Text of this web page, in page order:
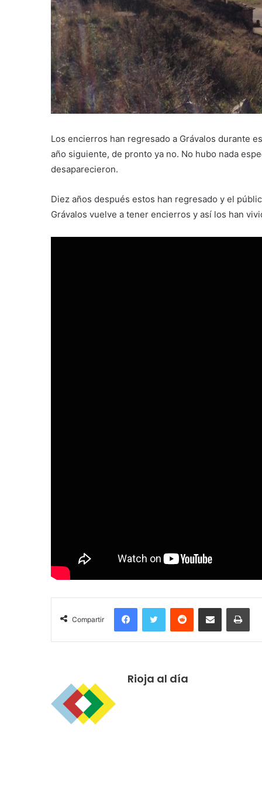
Los encierros han regresado a Grávalos durante
año siguiente, de pronto ya no. No hubo nada
desaparecieron.
Diez años después estos han regresado y el
Grávalos vuelve a tener encierros y así los han
Compartir
Rioja al día